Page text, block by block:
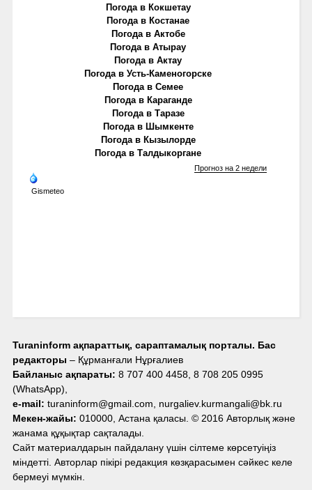
Погода в Кокшетау
Погода в Костанае
Погода в Актобе
Погода в Атырау
Погода в Актау
Погода в Усть-Каменогорске
Погода в Семее
Погода в Караганде
Погода в Таразе
Погода в Шымкенте
Погода в Кызылорде
Погода в Талдыкоргане
Gismeteo
Прогноз на 2 недели
Turaninform ақпараттық, сараптамалық порталы. Бас
редакторы – Құрманғали Нұрғалиев
Байланыс ақпараты: 8 707 400 4458, 8 708 205 0995
(WhatsApp),
e-mail: turaninform@gmail.com, nurgaliev.kurmangali@bk.ru
Мекен-жайы: 010000, Астана қаласы. © 2016 Авторлық және
жанама құқықтар сақталады.
Сайт материалдарын пайдалану үшін сілтеме көрсетуіңіз
міндетті. Авторлар пікірі редакция көзқарасымен сәйкес келе
бермеуі мүмкін.